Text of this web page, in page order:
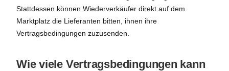
Stattdessen können Wiederverkäufer direkt auf dem
Marktplatz die Lieferanten bitten, ihnen ihre
Vertragsbedingungen zuzusenden.
Wie viele Vertragsbedingungen kann